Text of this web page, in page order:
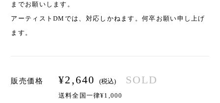
までお願いします。
アーティストDMでは、対応しかねます。何卒お願い申し上げ
ます。
販売価格 ¥2,640 (税込) SOLD
送料全国一律¥1,000